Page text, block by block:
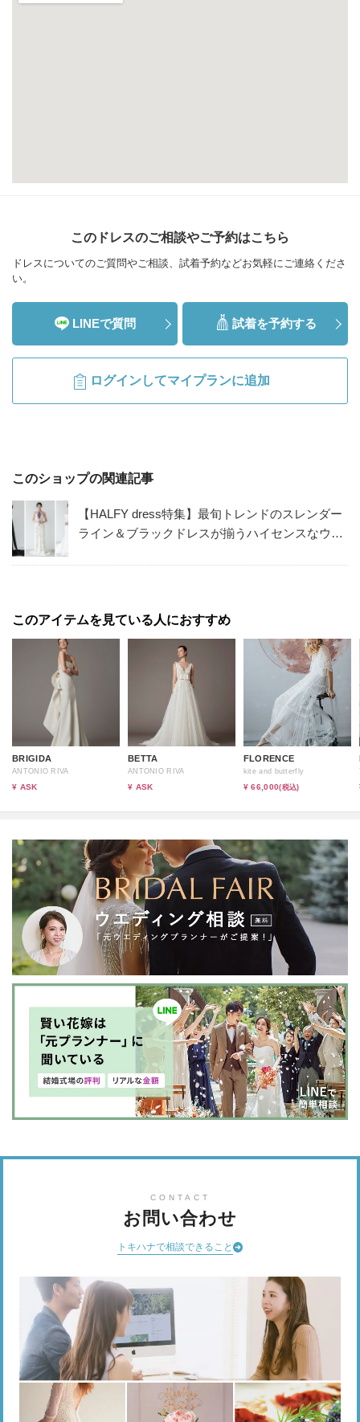
このドレスのご相談やご予約はこちら
ドレスについてのご質問やご相談、試着予約などお気軽にご連絡くださ
い。
LINEで質問 試着を予約する
ログインしてマイプランに追加
このショップの関連記事
【HALFY dress特集】最旬トレンドのスレンダー
ライン＆ブラックドレスが揃うハイセンスなウエ
このアイテムを見ている人におすすめ
BRIGIDA
ANTONIO RIVA
¥ ASK
BETTA
ANTONIO RIVA
¥ ASK
FLORENCE
kite and butterfly
¥ 66,000(税込)
CONTACT
お問い合わせ
トキハナで相談できること